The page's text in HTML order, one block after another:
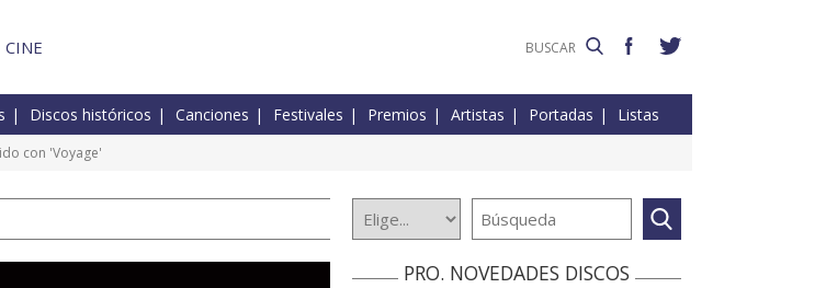
CINE
Discos históricos Canciones Festivales Premios Artistas Portadas Listas
con 'Voyage'
PRO. NOVEDADES DISCOS